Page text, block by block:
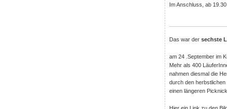
Im Anschluss, ab
Das war der sechste
am 24 .September im
Mehr als 400
nahmen diesmal die
durch den
einen längeren